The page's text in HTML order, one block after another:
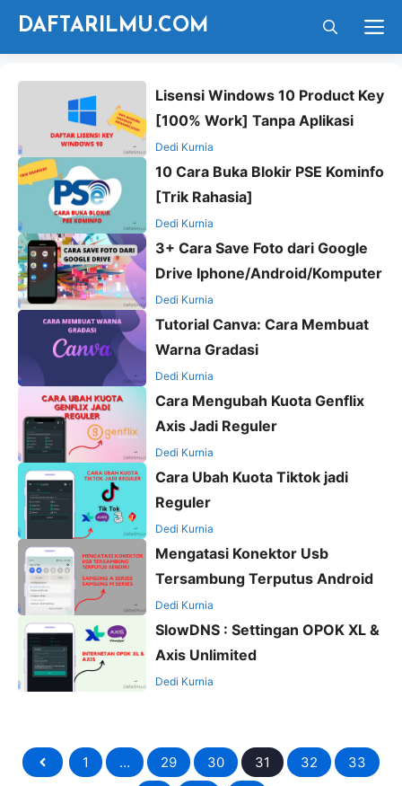
Langsung
DAFTARILMU.COM
Lisensi Windows 10 Product Key
[100% Work] Tanpa Aplikasi
Dedi Kurnia
10 Cara Buka Blokir PSE Kominfo
[Trik Rahasia]
Dedi Kurnia
3+ Cara Save Foto dari Google
Drive Iphone/Android/Komputer
Dedi Kurnia
Tutorial Canva: Cara Membuat
Warna Gradasi
Dedi Kurnia
Cara Mengubah Kuota Genflix
Axis Jadi Reguler
Dedi Kurnia
Cara Ubah Kuota Tiktok jadi
Reguler
Dedi Kurnia
Mengatasi Konektor Usb
Tersambung Terputus Android
Dedi Kurnia
SlowDNS : Settingan OPOK XL &
Axis Unlimited
Dedi Kurnia
1 … 29 30 31 32
33